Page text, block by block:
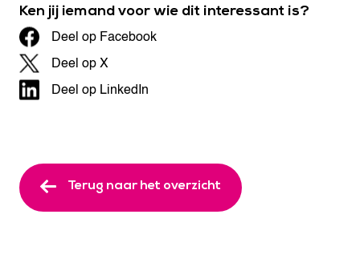
Ken jij iemand voor wie dit interessant is?
Deel op Facebook
Deel op X
Deel op LinkedIn
Terug naar het overzicht